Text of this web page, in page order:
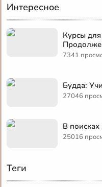
Интересное
Курсы
7341
Будда:
27046
В поисках
25016
Теги